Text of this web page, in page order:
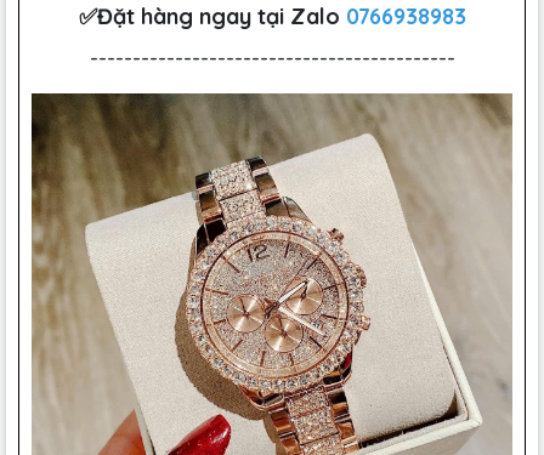
✅Đặt hàng ngay tại Zalo 0766938983
-------------------------------------------